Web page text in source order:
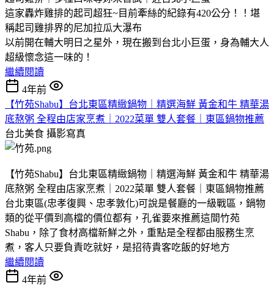
這家轟炸雞排的起司超狂~目前牽絲的紀錄有420公分！！堪
稱起司雞排界的尼加拉瓜大瀑布
以前開在輔大明日之星外，現在搬到台北小巨蛋，身為輔大人
超級懷念這一味的！
繼續閱讀
4年前
【竹苑Shabu】台北東區精緻鍋物｜精選海鮮 黃金和牛 精華湯
底熬粥 全程由店家烹煮｜2022菜單 雙人套餐｜東區鍋物推薦
台北美食 攝影寫真
【竹苑Shabu】台北東區精緻鍋物｜精選海鮮 黃金和牛 精華湯
底熬粥 全程由店家烹煮｜2022菜單 雙人套餐｜東區鍋物推薦
台北東區(忠孝復興、忠孝敦化)可說是餐廳的一級戰區，鍋物
類的從平價到高檔的價位都有，孔雀要來推薦這間竹苑
Shabu，除了食材高檔新鮮之外，重點是全程都由服務生烹
煮，客人只要負責吃就好，是招待貴客吃飯的好地方
繼續閱讀
4年前